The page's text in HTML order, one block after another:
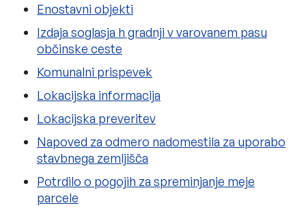
Enostavni objekti
Izdaja soglasja h gradnji v varovanem pasu
občinske ceste
Komunalni prispevek
Lokacijska informacija
Lokacijska preveritev
Napoved za odmero nadomestila za uporabo
stavbnega zemljišča
Potrdilo o pogojih za spreminjanje meje
parcele